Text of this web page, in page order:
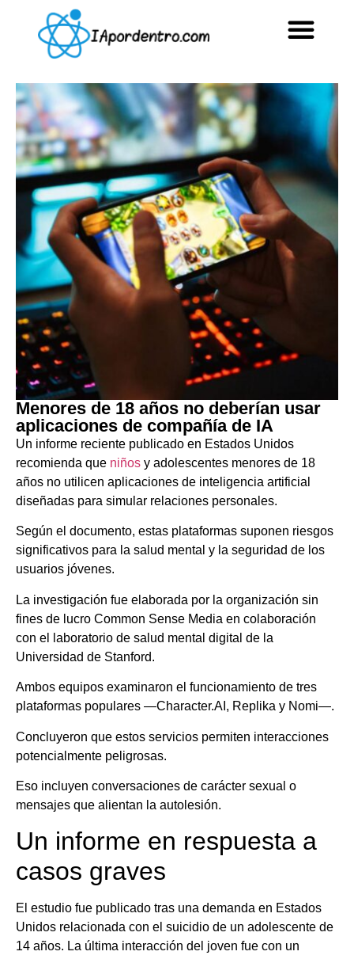
Menores de 18 años no deberían usar
aplicaciones de compañía de IA
Un informe reciente publicado en Estados Unidos
recomienda que niños y adolescentes menores de 18
años no utilicen aplicaciones de inteligencia artificial
diseñadas para simular relaciones personales.
Según el documento, estas plataformas suponen riesgos
significativos para la salud mental y la seguridad de los
usuarios jóvenes.
La investigación fue elaborada por la organización sin
fines de lucro Common Sense Media en colaboración
con el laboratorio de salud mental digital de la
Universidad de Stanford.
Ambos equipos examinaron el funcionamiento de tres
plataformas populares —Character.AI, Replika y Nomi—.
Concluyeron que estos servicios permiten interacciones
potencialmente peligrosas.
Eso incluyen conversaciones de carácter sexual o
mensajes que alientan la autolesión.
Un informe en respuesta a
casos graves
El estudio fue publicado tras una demanda en Estados
Unidos relacionada con el suicidio de un adolescente de
14 años. La última interacción del joven fue con un